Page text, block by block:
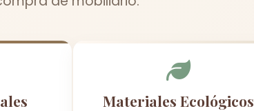
Materiales Ecológicos